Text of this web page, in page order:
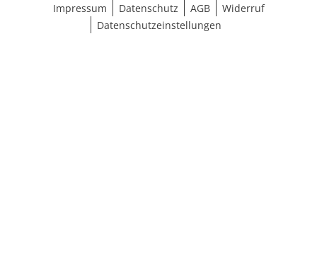
Impressum
Datenschutz AGB
Widerruf
Datenschutzeinstellungen